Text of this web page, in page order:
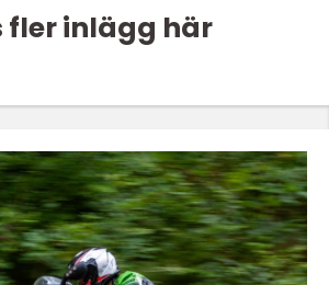
fler inlägg här